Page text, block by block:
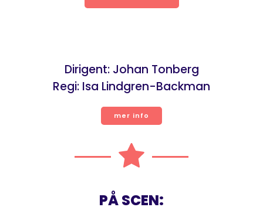
Dirigent: Johan Tonberg
Regi: Isa Lindgren-Backman
mer info
PÅ SCEN: